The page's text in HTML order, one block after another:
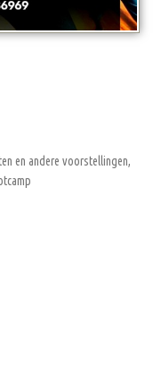
en andere voorstellingen,